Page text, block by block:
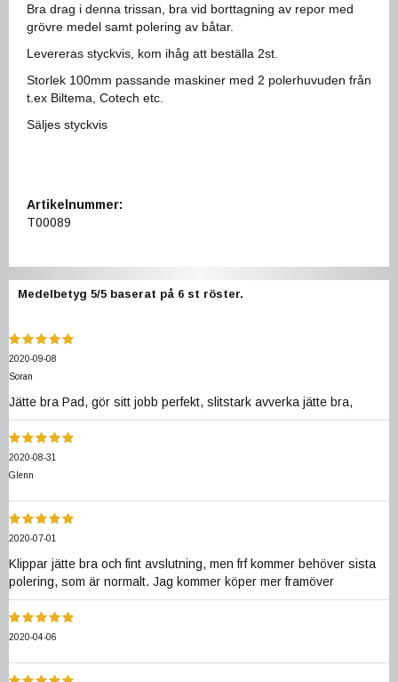
Bra drag i denna trissan, bra vid borttagning av repor med
grövre medel samt polering av båtar.
Levereras styckvis, kom ihåg att beställa 2st.
Storlek 100mm passande maskiner med 2 polerhuvuden från
t.ex Biltema, Cotech etc.
Säljes styckvis
Artikelnummer:
T00089
Medelbetyg 5/5 baserat på 6 st röster.
2020-09-08
Soran
Jätte bra Pad, gör sitt jobb perfekt, slitstark avverka jätte bra,
2020-08-31
Glenn
2020-07-01
Klippar jätte bra och fint avslutning, men frf kommer behöver sista
polering, som är normalt. Jag kommer köper mer framöver
2020-04-06